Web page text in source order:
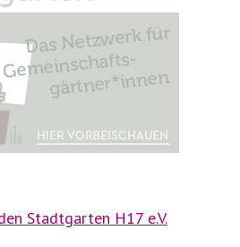
Stadtgarten H17 e.V.